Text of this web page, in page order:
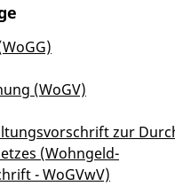
(WoGV)
zur
(Wohngeld-
- WoGVwV)